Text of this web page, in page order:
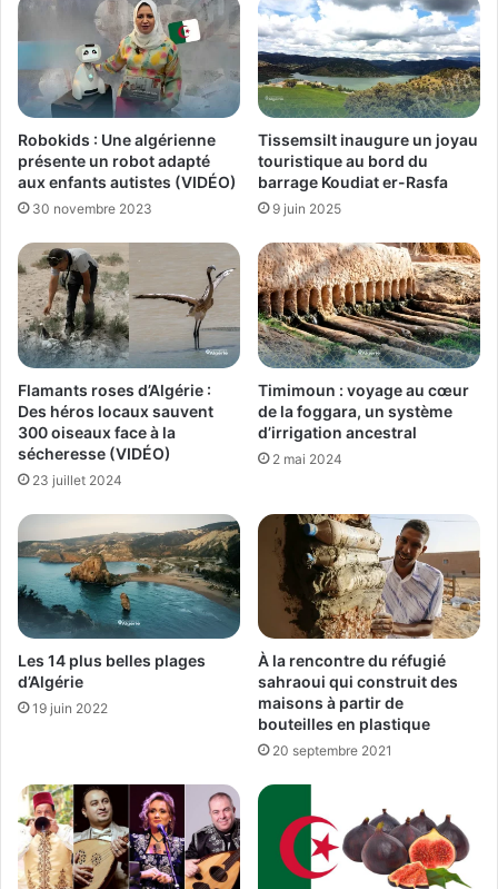
Robokids : Une algérienne
présente un robot adapté
aux enfants autistes (VIDÉO)
30 novembre 2023
Tissemsilt inaugure un joyau
touristique au bord du
barrage Koudiat er-Rasfa
9 juin 2025
Flamants roses d’Algérie :
Des héros locaux sauvent
300 oiseaux face à la
sécheresse (VIDÉO)
23 juillet 2024
Timimoun : voyage au cœur
de la foggara, un système
d’irrigation ancestral
2 mai 2024
Les 14 plus belles plages
d’Algérie
19 juin 2022
À la rencontre du réfugié
sahraoui qui construit des
maisons à partir de
bouteilles en plastique
20 septembre 2021